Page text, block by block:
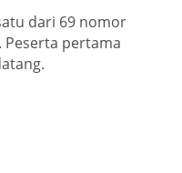
dari 69 nomor
Peserta pertama